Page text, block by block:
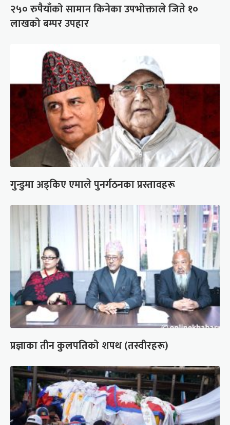
२५० रुपैयाँको सामान किनेका उपभोक्ताले जिते १०
लाखको बम्पर उपहार
गुन्डुमा अड्किए एमाले पुनर्गठनका प्रस्तावहरू
प्रज्ञाका तीन कुलपतिको शपथ (तस्वीरहरू)